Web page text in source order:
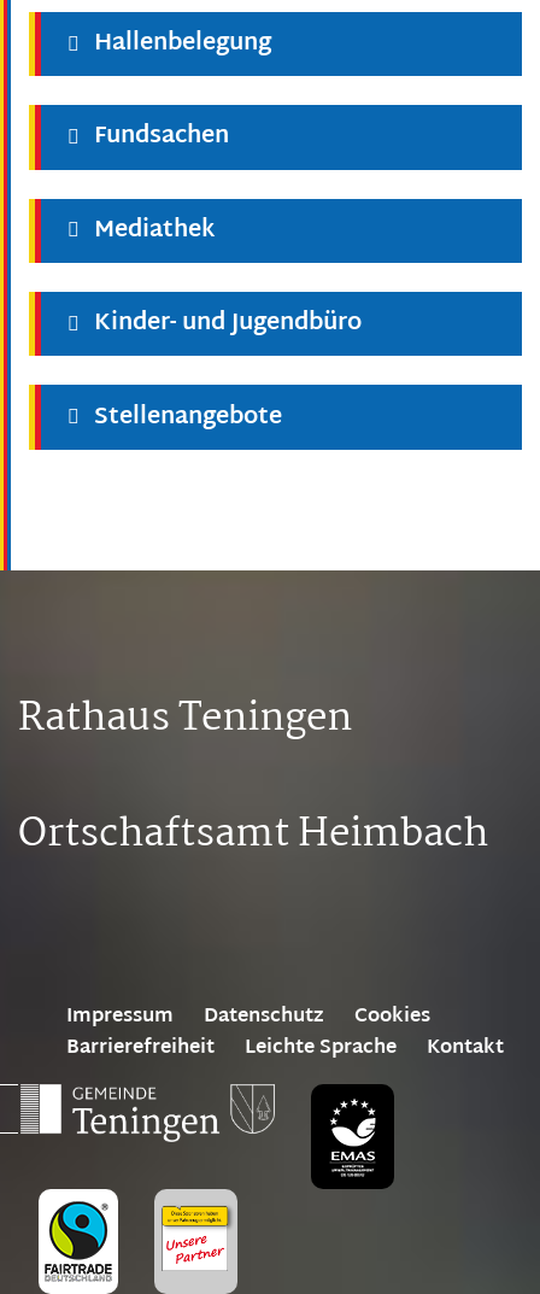
Hallenbelegung
Fundsachen
Mediathek
Kinder- und Jugendbüro
Stellenangebote
Rathaus Teningen
Ortschaftsamt Heimbach
Impressum Datenschutz
Cookies
Barrierefreiheit
Leichte Sprache Kontakt